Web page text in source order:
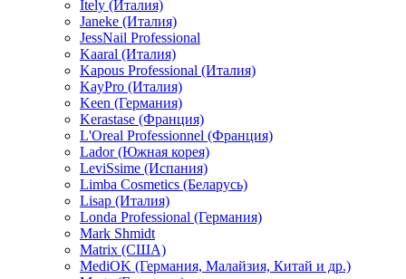
Itely (Италия)
Janeke (Италия)
JessNail Professional
Kaaral (Италия)
Kapous Professional (Италия)
KayPro (Италия)
Keen (Германия)
Kerastase (Франция)
L'Oreal Professionnel (Франция)
Lador (Южная корея)
LeviSsime (Испания)
Limba Cosmetics (Беларусь)
Lisap (Италия)
Londa Professional (Германия)
Mark Shmidt
Matrix (США)
MediOK (Германия, Малайзия, Китай и др.)